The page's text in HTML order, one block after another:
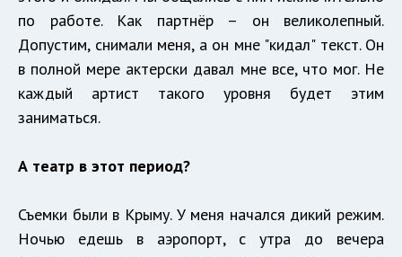
по работе. Как партнёр – он великолепный.
Допустим, снимали меня, а он мне "кидал" текст. Он
в полной мере актерски давал мне все, что мог. Не
каждый артист такого уровня будет этим
заниматься.
А театр в этот период?
Съемки были в Крыму. У меня начался дикий режим.
Ночью едешь в аэропорт, с утра до вечера